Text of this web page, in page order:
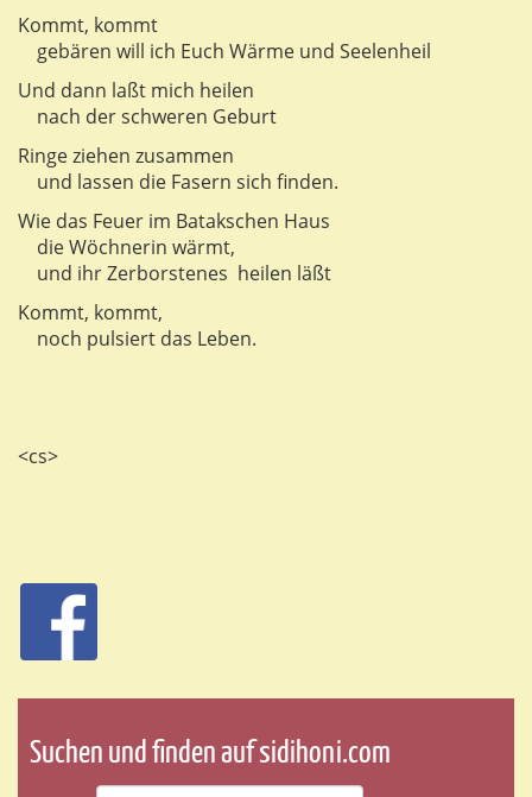
Kommt, kommt
gebären will ich Euch Wärme und Seelenheil
Und dann laßt mich heilen
nach der schweren Geburt
Ringe ziehen zusammen
und lassen die Fasern sich finden.
Wie das Feuer im Batakschen Haus
die Wöchnerin wärmt,
und ihr Zerborstenes heilen läßt
Kommt, kommt,
noch pulsiert das Leben.
<cs>
Suchen und finden auf sidihoni.com